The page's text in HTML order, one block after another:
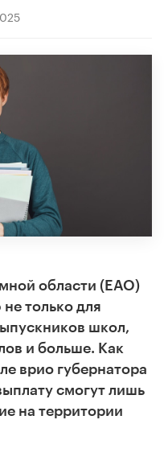
области (ЕАО)
только для
школ,
и больше. Как
врио губернатора
смогут лишь
на территории